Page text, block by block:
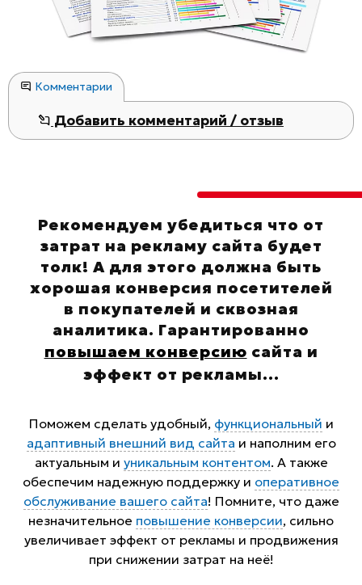
Комментарии
Добавить комментарий / отзыв
Рекомендуем убедиться что от
затрат на рекламу сайта будет
толк! А для этого должна быть
хорошая конверсия посетителей
в покупателей и сквозная
аналитика. Гарантированно
повышаем конверсию сайта и
эффект от рекламы...
Поможем сделать удобный, функциональный и
адаптивный внешний вид сайта и наполним его
актуальным и уникальным контентом. А также
обеспечим надежную поддержку и оперативное
обслуживание вашего сайта! Помните, что даже
незначительное повышение конверсии, сильно
увеличивает эффект от рекламы и продвижения
при снижении затрат на неё!